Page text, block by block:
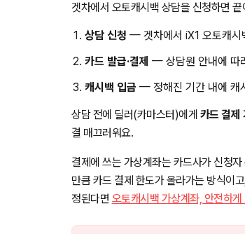
겟차에서 오토캐시백 상담을 신청하면
상담 신청 — 겟차에서 iX1 오토캐시
카드 발급·결제 — 상담원 안내에 따
캐시백 입금 — 정해진 기간 내에 캐
상담 전에 딜러(카마스터)에게 카드 결제
결 매끄러워요.
결제에 쓰는 가상계좌는 카드사가 신청
만큼 카드 결제 한도가 올라가는 방식이
정된다면 오토캐시백 가상계좌, 안전하게